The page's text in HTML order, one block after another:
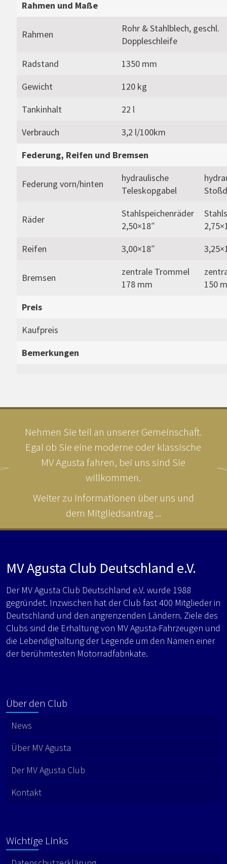
Rahmen und Maße
Rahmen
Rohr & Stahlblech, geschl.
Doppleschleife
Radstand
1350 mm
Gewicht
120 kg
Tankinhalt
22 l
Verbrauch
3,2 l/100km
Federung, Reifen und Bremsen
Federung vorn/hinten
hydraulische
Teleskopgabel
Räder
Stahlspeichenräder
2,50×18″
Reifen
3,00×18″
Bremsen
zentrale Trommel
178 mm
150
Preis
Kaufpreis
Bemerkungen
Nehmen Sie teil an unserer Gemeinschaft.
Egal ob Sie eine moderne oder klassische
MV Agusta fahren, bei uns sind Sie
willkommen.
Weiter zu Informationen über uns und
dem Mitgliedsantrag ...
MV Agusta Club Deutschland e.V.
Der MV Agusta Club Deutschland e.V. wurde 1988
gegründet. Inzwischen hat der Club fast 400 Mitglieder in
Deutschland und den angrenzenden Ländern. Ziele des
Clubs sind die Erhaltung von MV Agusta-Fahrzeugen und
die Lebendighaltung der Legende um den Namen einer
der berühmtesten Motorradfabrikate.
Über den Club
News
Über MV Agusta
Der MV Agusta Club
Kontakt
Wichtige Links